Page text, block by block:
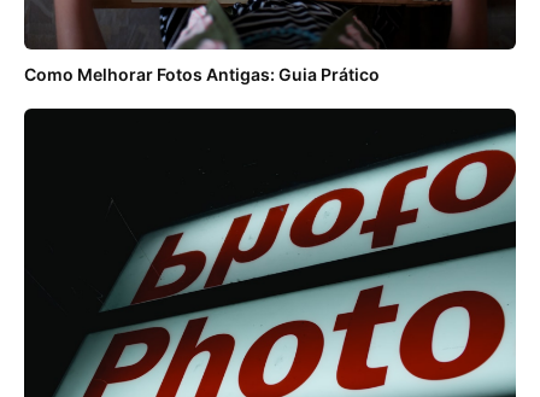
Como Melhorar Fotos Antigas: Guia Prático